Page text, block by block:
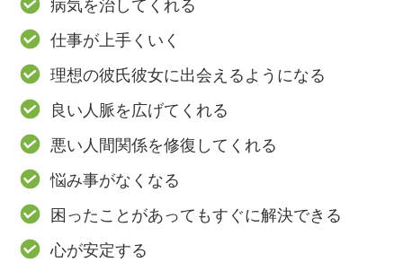
病気を治してくれる
仕事が上手くいく
理想の彼氏彼女に出会えるようになる
良い人脈を広げてくれる
悪い人間関係を修復してくれる
悩み事がなくなる
困ったことがあってもすぐに解決できる
心が安定する